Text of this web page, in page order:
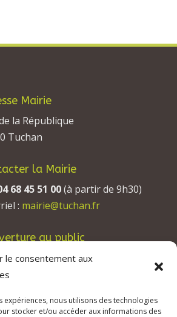
le consentement aux
expériences, nous utilisons des technologies
stocker et/ou accéder aux informations des
Mairie
la République
Tuchan
la Mairie
68 45 51 00(à partir de 9h30)
: mairie@tuchan.fr
au public
et jeudis : de 8h à 12h et de
8h à 12h.